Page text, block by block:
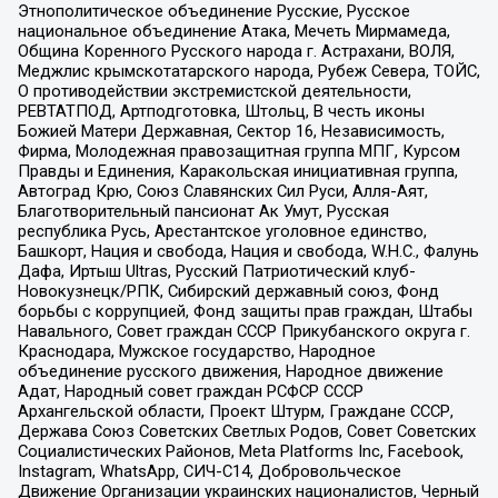
Этнополитическое объединение Русские, Русское
национальное объединение Атака, Мечеть Мирмамеда,
Община Коренного Русского народа г. Астрахани, ВОЛЯ,
Меджлис крымскотатарского народа, Рубеж Севера, ТОЙС,
О противодействии экстремистской деятельности,
РЕВТАТПОД, Артподготовка, Штольц, В честь иконы
Божией Матери Державная, Сектор 16, Независимость,
Фирма, Молодежная правозащитная группа МПГ, Курсом
Правды и Единения, Каракольская инициативная группа,
Автоград Крю, Союз Славянских Сил Руси, Алля-Аят,
Благотворительный пансионат Ак Умут, Русская
республика Русь, Арестантское уголовное единство,
Башкорт, Нация и свобода, Нация и свобода, W.H.С., Фалунь
Дафа, Иртыш Ultras, Русский Патриотический клуб-
Новокузнецк/РПК, Сибирский державный союз, Фонд
борьбы с коррупцией, Фонд защиты прав граждан, Штабы
Навального, Совет граждан СССР Прикубанского округа г.
Краснодара, Мужское государство, Народное
объединение русского движения, Народное движение
Адат, Народный совет граждан РСФСР СССР
Архангельской области, Проект Штурм, Граждане СССР,
Держава Союз Советских Светлых Родов, Совет Советских
Социалистических Районов, Meta Platforms Inc, Facebook,
Instagram, WhatsApp, СИЧ-С14, Добровольческое
Движение Организации украинских националистов, Черный